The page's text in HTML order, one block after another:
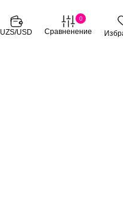
UZS/USD
0
Сравненение